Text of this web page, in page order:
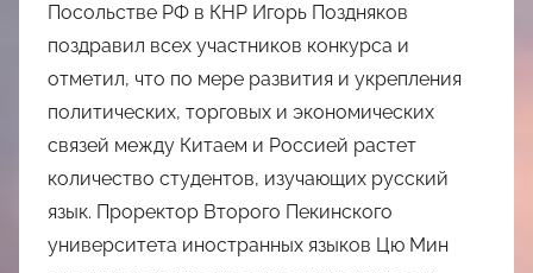
Посольстве РФ в КНР Игорь Поздняков
поздравил всех участников конкурса и
отметил, что по мере развития и укрепления
политических, торговых и экономических
связей между Китаем и Россией растет
количество студентов, изучающих русский
язык. Проректор Второго Пекинского
университета иностранных языков Цю Мин